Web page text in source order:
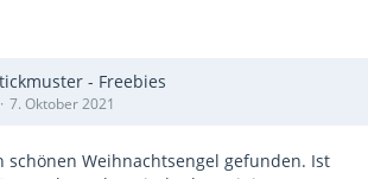
- Freebies
7. Oktober 2021
schönen Weihnachtsengel gefunden. Ist